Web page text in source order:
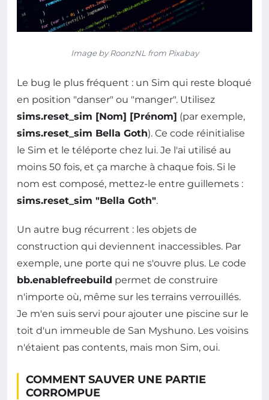
Image by RoonzNL from Pixabay
Le bug le plus fréquent : un Sim qui reste bloqué
en position "danser" ou "manger". Utilisez
sims.reset_sim [Nom] [Prénom] (par exemple,
sims.reset_sim Bella Goth). Ce code réinitialise
le Sim et le téléporte chez lui. Je l'ai utilisé au
moins 50 fois, et ça marche à chaque fois. Si le
nom est composé, mettez-le entre guillemets :
sims.reset_sim "Bella Goth".
Un autre bug récurrent : les objets de
construction qui deviennent inaccessibles. Par
exemple, une porte qui ne s'ouvre plus. Le code
bb.enablefreebuild permet de construire
n'importe où, même sur les terrains verrouillés.
Je m'en suis servi pour ajouter une piscine sur le
toit d'un immeuble de San Myshuno. Les voisins
n'étaient pas contents, mais mon Sim, oui.
COMMENT SAUVER UNE PARTIE
CORROMPUE